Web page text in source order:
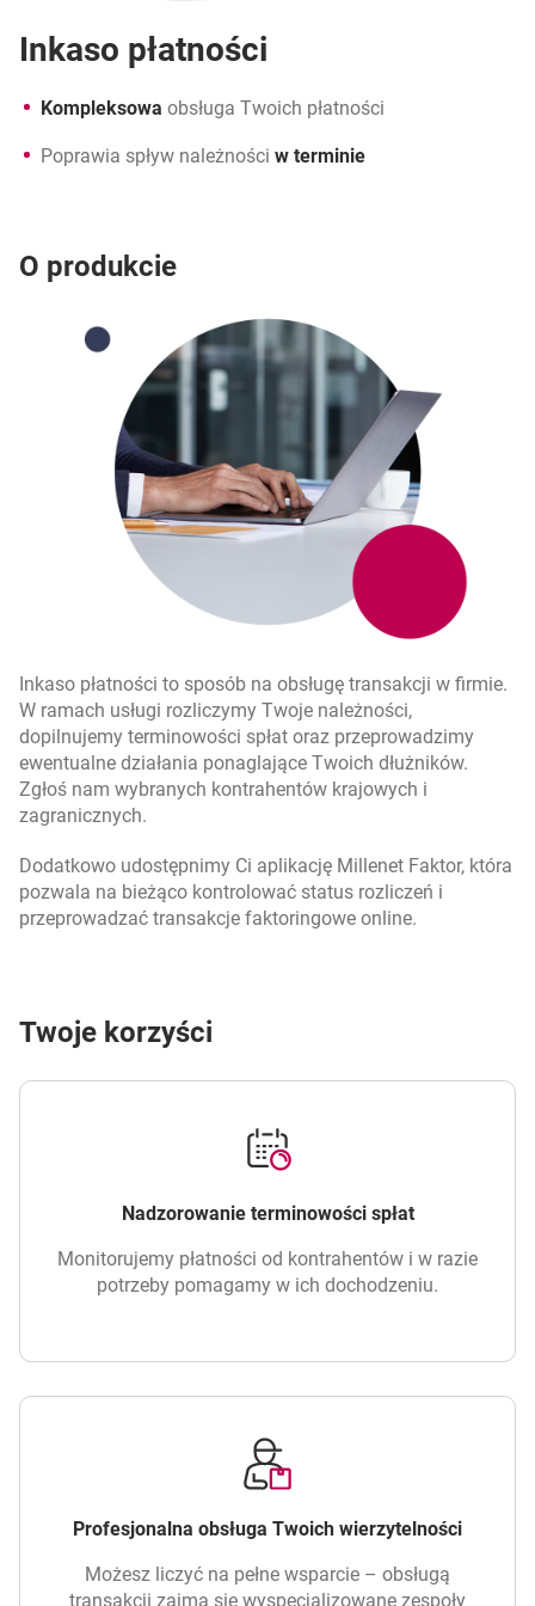
Inkaso płatności
Kompleksowa obsługa Twoich płatności
Poprawia spływ należności w terminie
O produkcie
Inkaso płatności to sposób na obsługę transakcji w firmie.
W ramach usługi rozliczymy Twoje należności,
dopilnujemy terminowości spłat oraz przeprowadzimy
ewentualne działania ponaglające Twoich dłużników.
Zgłoś nam wybranych kontrahentów krajowych i
zagranicznych.
Dodatkowo udostępnimy Ci aplikację Millenet Faktor, która
pozwala na bieżąco kontrolować status rozliczeń i
przeprowadzać transakcje faktoringowe online.
Twoje korzyści
Nadzorowanie terminowości spłat
Monitorujemy płatności od kontrahentów i w razie
potrzeby pomagamy w ich dochodzeniu.
Profesjonalna obsługa Twoich wierzytelności
Możesz liczyć na pełne wsparcie – obsługą
transakcji zajmą się wyspecjalizowane zespoły